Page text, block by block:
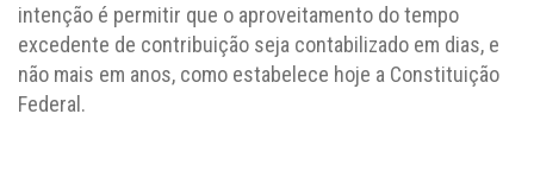
intenção é permitir que o aproveitamento do tempo
excedente de contribuição seja contabilizado em dias, e
não mais em anos, como estabelece hoje a Constituição
Federal.